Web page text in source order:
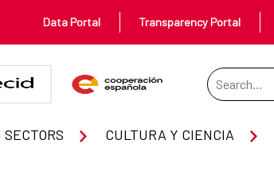
Data Portal Transparency Portal
Search
CULTURA Y CIENCIA